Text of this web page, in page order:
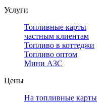
Услуги
Топливные карты
частным клиентам
Топливо в коттеджи
Топливо оптом
Мини АЗС
Цены
На топливные карты